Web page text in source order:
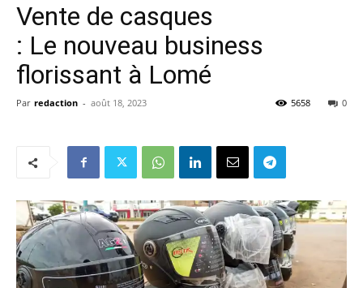
Vente de casques
: Le nouveau business
florissant à Lomé
Par redaction - août 18, 2023 0
5658